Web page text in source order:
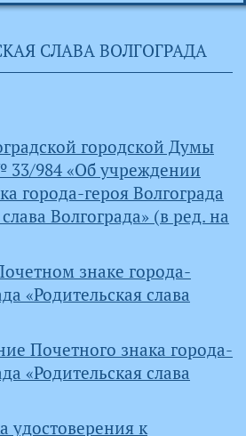
СЛАВА ВОЛГОГРАДА
городской Думы
33/984 «Об учреждении
города-героя Волгограда
Волгограда» (в ред. на
знаке города-
«Родительская слава
Почетного знака города-
«Родительская слава
удостоверения к